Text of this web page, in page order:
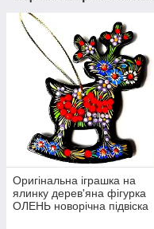
Оригінальна іграшка на
ялинку дерев'яна фігурка
ОЛЕНЬ новорічна підвіска